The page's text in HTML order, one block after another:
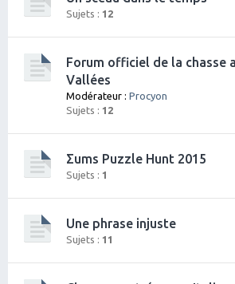
Sujets : 12
Forum officiel de la chasse
Vallées
Modérateur : Procyon
Sujets : 12
Σums Puzzle Hunt 2015
Sujets : 1
Une phrase injuste
Sujets : 11